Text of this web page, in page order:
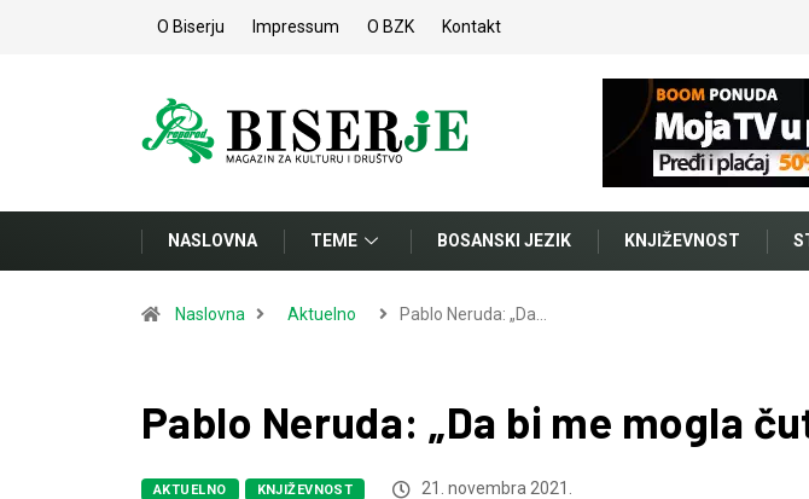
O Biserju Impressum O BZK Kontakt
NASLOVNA TEME BOSANSKI JEZIK KNJIŽEVNOST
Naslovna Aktuelno Pablo Neruda: „Da…
Pablo Neruda: „Da bi me mogla
AKTUELNO KNJIŽEVNOST 21. novembra 2021.